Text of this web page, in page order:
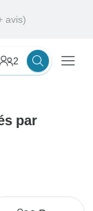
avis)
2
par